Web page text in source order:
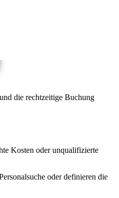
die rechtzeitige Buchung
Kosten oder unqualifizierte
oder definieren die